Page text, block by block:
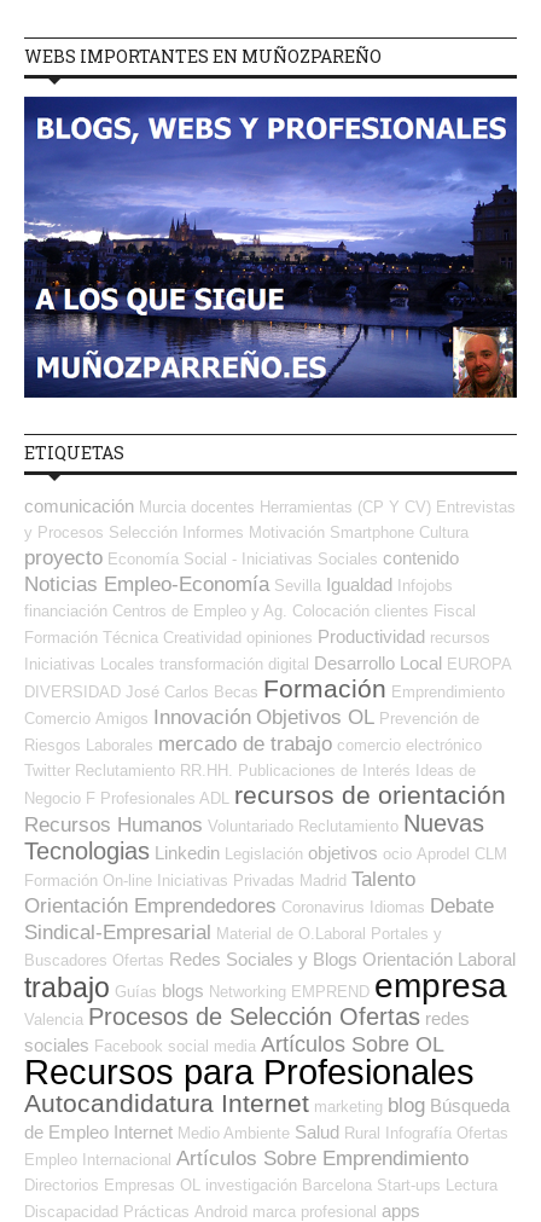
WEBS IMPORTANTES EN MUÑOZPAREÑO
ETIQUETAS
comunicación Murcia docentes Herramientas (CP Y CV) Entrevistas
y Procesos Selección Informes Motivación Smartphone Cultura
proyecto Economía Social - Iniciativas Sociales contenido
Noticias Empleo-Economía Sevilla Igualdad Infojobs
financiación Centros de Empleo y Ag. Colocación clientes Fiscal
Formación Técnica Creatividad opiniones Productividad recursos
Iniciativas Locales transformación digital Desarrollo Local EUROPA
DIVERSIDAD José Carlos Becas Formación Emprendimiento
Comercio Amigos Innovación Objetivos OL Prevención de
Riesgos Laborales mercado de trabajo comercio electrónico
Twitter Reclutamiento RR.HH. Publicaciones de Interés Ideas de
Negocio F Profesionales ADL recursos de orientación
Recursos Humanos Voluntariado Reclutamiento Nuevas
Tecnologias Linkedin Legislación objetivos ocio Aprodel CLM
Formación On-line Iniciativas Privadas Madrid Talento
Orientación Emprendedores Coronavirus Idiomas Debate
Sindical-Empresarial Material de O.Laboral Portales y
Buscadores Ofertas Redes Sociales y Blogs Orientación Laboral
trabajo Guías blogs Networking EMPREND empresa
Valencia Procesos de Selección Ofertas redes
sociales Facebook social media Artículos Sobre OL
Recursos para Profesionales
Autocandidatura Internet marketing blog Búsqueda
de Empleo Internet Medio Ambiente Salud Rural Infografía Ofertas
Empleo Internacional Artículos Sobre Emprendimiento
Directorios Empresas OL investigación Barcelona Start-ups Lectura
Discapacidad Prácticas Android marca profesional apps